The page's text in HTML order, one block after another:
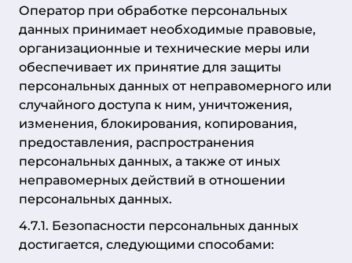
Оператор при обработке персональных
данных принимает необходимые правовые,
организационные и технические меры или
обеспечивает их принятие для защиты
персональных данных от неправомерного или
случайного доступа к ним, уничтожения,
изменения, блокирования, копирования,
предоставления, распространения
персональных данных, а также от иных
неправомерных действий в отношении
персональных данных.
4.7.1. Безопасности персональных данных
достигается, следующими способами: